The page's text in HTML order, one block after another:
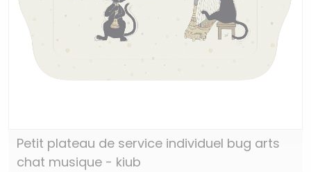
Petit plateau de service individuel bug arts
chat musique - kiub